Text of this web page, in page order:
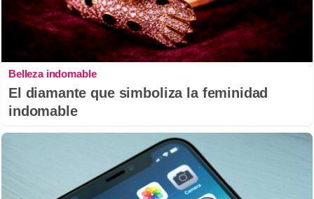
Belleza indomable
El diamante que simboliza la feminidad
indomable